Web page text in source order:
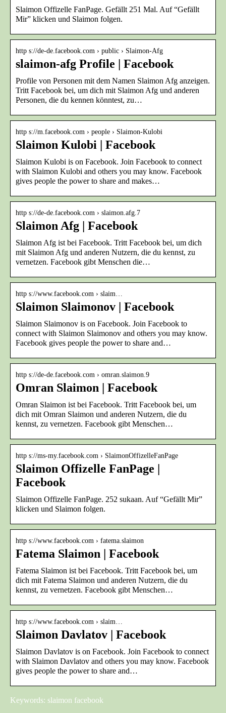
Slaimon Offizelle FanPage. Gefällt 251 Mal. Auf “Gefällt
Mir” klicken und Slaimon folgen.
http s://de-de.facebook.com › public › Slaimon-Afg
slaimon-afg Profile | Facebook
Profile von Personen mit dem Namen Slaimon Afg anzeigen.
Tritt Facebook bei, um dich mit Slaimon Afg und anderen
Personen, die du kennen könntest, zu…
http s://m.facebook.com › people › Slaimon-Kulobi
Slaimon Kulobi | Facebook
Slaimon Kulobi is on Facebook. Join Facebook to connect
with Slaimon Kulobi and others you may know. Facebook
gives people the power to share and makes…
http s://de-de.facebook.com › slaimon.afg.7
Slaimon Afg | Facebook
Slaimon Afg ist bei Facebook. Tritt Facebook bei, um dich
mit Slaimon Afg und anderen Nutzern, die du kennst, zu
vernetzen. Facebook gibt Menschen die…
http s://www.facebook.com › slaim…
Slaimon Slaimonov | Facebook
Slaimon Slaimonov is on Facebook. Join Facebook to
connect with Slaimon Slaimonov and others you may know.
Facebook gives people the power to share and…
http s://de-de.facebook.com › omran.slaimon.9
Omran Slaimon | Facebook
Omran Slaimon ist bei Facebook. Tritt Facebook bei, um
dich mit Omran Slaimon und anderen Nutzern, die du
kennst, zu vernetzen. Facebook gibt Menschen…
http s://ms-my.facebook.com › SlaimonOffizelleFanPage
Slaimon Offizelle FanPage |
Facebook
Slaimon Offizelle FanPage. 252 sukaan. Auf “Gefällt Mir”
klicken und Slaimon folgen.
http s://www.facebook.com › fatema.slaimon
Fatema Slaimon | Facebook
Fatema Slaimon ist bei Facebook. Tritt Facebook bei, um
dich mit Fatema Slaimon und anderen Nutzern, die du
kennst, zu vernetzen. Facebook gibt Menschen…
http s://www.facebook.com › slaim…
Slaimon Davlatov | Facebook
Slaimon Davlatov is on Facebook. Join Facebook to connect
with Slaimon Davlatov and others you may know. Facebook
gives people the power to share and…
Keywords: slaimon facebook